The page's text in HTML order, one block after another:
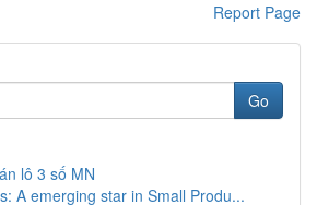
Report Page
Go
lô 3 số MN
A emerging star in Small Produ...